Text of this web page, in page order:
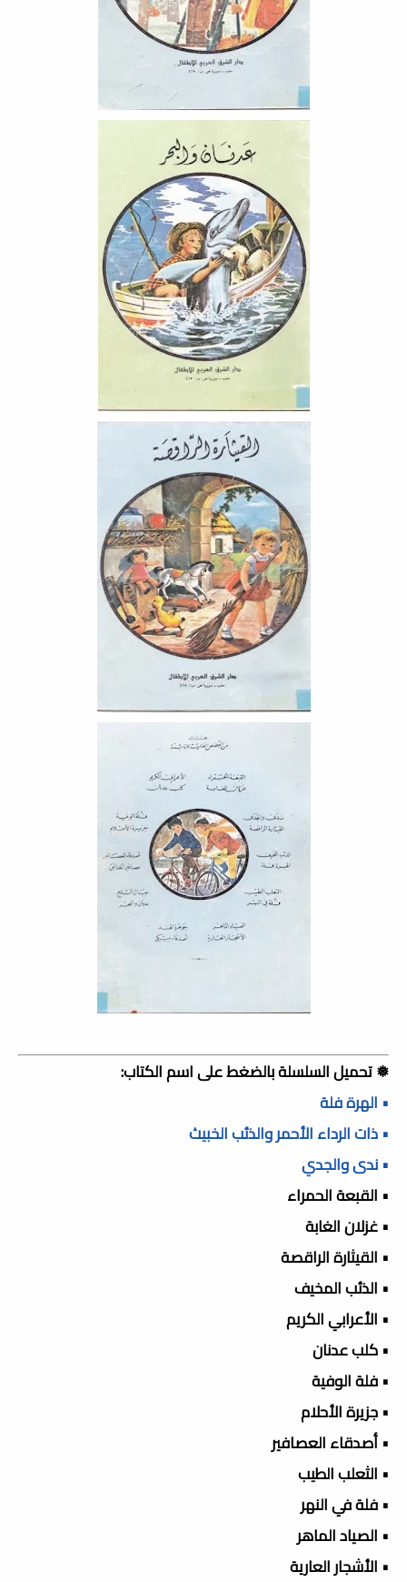
❅ تحميل السلسلة بالضغط على اسم الكتاب:
• الهرة فلة
• ذات الرداء الأحمر والذئب الخبيث
• ندى والجدي
• القبعة الحمراء
• غزلان الغابة
• القيثارة الراقصة
• الذئب المخيف
• الأعرابي الكريم
• كلب عدنان
• فلة الوفية
• جزيرة الأحلام
• أصدقاء العصافير
• الثعلب الطيب
• فلة في النهر
• الصياد الماهر
• الأشجار العارية